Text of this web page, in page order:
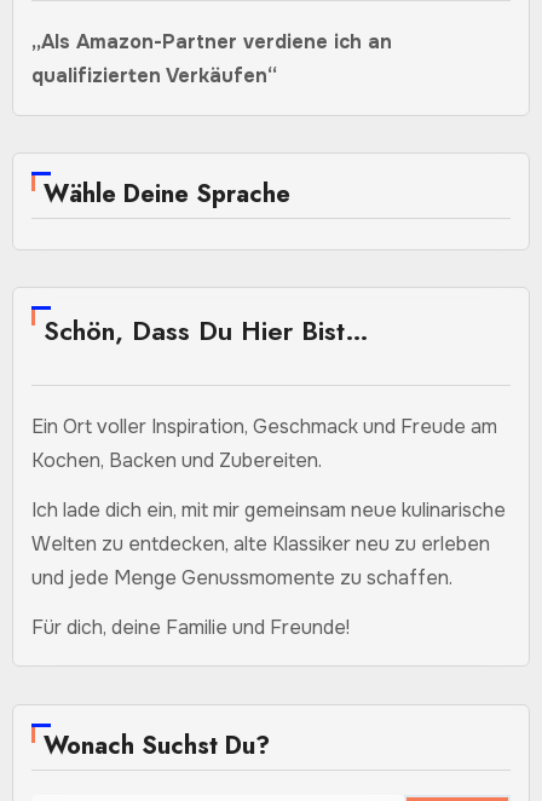
„Als Amazon-Partner verdiene ich an
qualifizierten Verkäufen“
Wähle Deine Sprache
Schön, Dass Du Hier Bist…
Ein Ort voller Inspiration, Geschmack und Freude am
Kochen, Backen und Zubereiten.
Ich lade dich ein, mit mir gemeinsam neue kulinarische
Welten zu entdecken, alte Klassiker neu zu erleben
und jede Menge Genussmomente zu schaffen.
Für dich, deine Familie und Freunde!
Wonach Suchst Du?